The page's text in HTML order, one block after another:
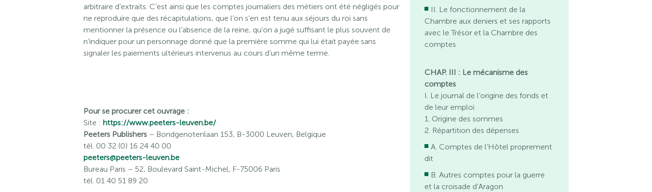
arbitraire d’extraits. C’est ainsi que les comptes journaliers des métiers ont été négligés pour
ne reproduire que des récapitulations, que l’on s’en est tenu aux séjours du roi sans
mentionner la présence ou l’absence de la reine, qu’on a jugé suffisant le plus souvent de
n’indiquer pour un personnage donné que la première somme qui lui était payée sans
signaler les paiements ultérieurs intervenus au cours d’un même terme.
Pour se procurer cet ouvrage :
Site : https://www.peeters-leuven.be/
Peeters Publishers – Bondgenotenlaan 153, B-3000 Leuven, Belgique
tél. 00 32 (0) 16 24 40 00
peeters@peeters-leuven.be
Bureau Paris – 52, Boulevard Saint-Michel, F-75006 Paris
tél. 01 40 51 89 20
II. Le fonctionnement de la
Chambre aux deniers et ses rapports
avec le Trésor et la Chambre des
comptes
CHAP. III : Le mécanisme des
comptes
I. Le journal de l’origine des fonds et
de leur emploi
1. Origine des sommes
2. Répartition des dépenses
A. Comptes de l’Hôtel proprement
dit
B. Autres comptes pour la guerre
et la croisade d’Aragon